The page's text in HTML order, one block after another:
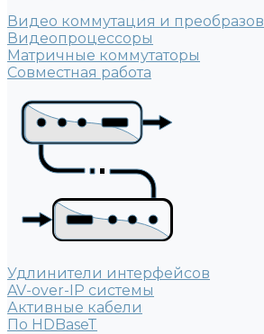
Видео коммутация и
Видеопроцессоры
Матричные коммутаторы
Совместная работа
Удлинители интерфейсов
AV-over-IP системы
Активные кабели
По HDBaseT